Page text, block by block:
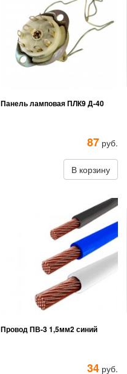
Панель ламповая ПЛК9 Д-40
87 руб.
В корзину
Провод ПВ-3 1,5мм2 синий
34 руб.